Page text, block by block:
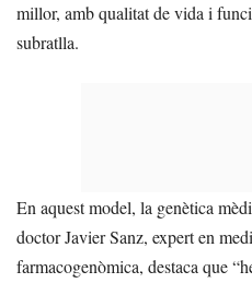
millor, amb qualitat de vida i
subratlla.
En aquest model, la genètica
doctor Javier Sanz, expert en
farmacogenòmica, destaca que